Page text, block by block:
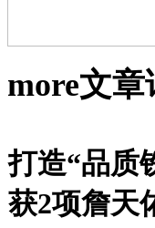
more文章
打造“品质
获2项詹天